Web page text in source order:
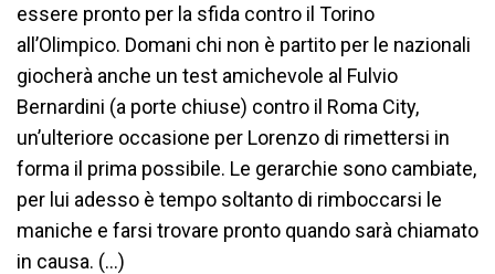
essere pronto per la sfida contro il Torino
all’Olimpico. Domani chi non è partito per le nazionali
giocherà anche un test amichevole al Fulvio
Bernardini (a porte chiuse) contro il Roma City,
un’ulteriore occasione per Lorenzo di rimettersi in
forma il prima possibile. Le gerarchie sono cambiate,
per lui adesso è tempo soltanto di rimboccarsi le
maniche e farsi trovare pronto quando sarà chiamato
in causa. (…)